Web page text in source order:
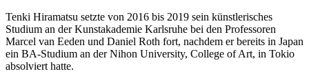
Harald Schwiers
Tenki Hiramatsu setzte von 2016 bis 2019 sein künstlerisches
Studium an der Kunstakademie Karlsruhe bei den Professoren
Marcel van Eeden und Daniel Roth fort, nachdem er bereits in Japan
ein BA-Studium an der Nihon University, College of Art, in Tokio
absolviert hatte.